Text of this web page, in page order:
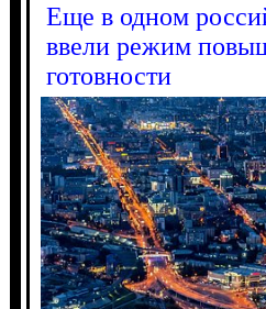
Еще в одном
ввели режим
готовности